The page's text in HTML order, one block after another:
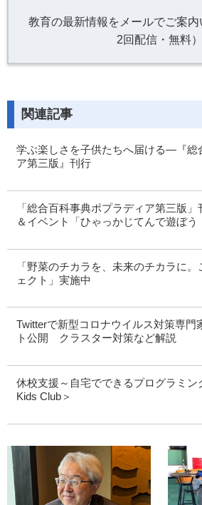
教育の最新情報をメールでご案内
2回配信・無料）
関連記事
学ぶ楽しさを子供たちへ届ける―『総
ア第三版』刊行
「総合百科事典ポプラディア第三版
＆イベント「ひゃっかじてんで遊ぼう
「野菜のチカラを、未来のチカラに
ェクト」実施中
Twitterで新型コロナウイルス対策専門
ト公開 クラスター対策など解説
休校支援～自宅でできるプログラミン
Kids Club＞